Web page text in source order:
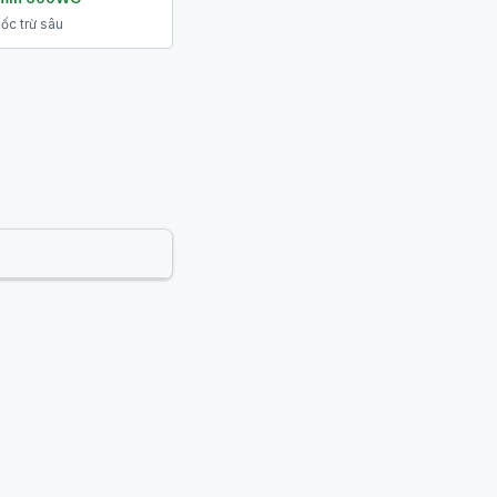
trừ sâu